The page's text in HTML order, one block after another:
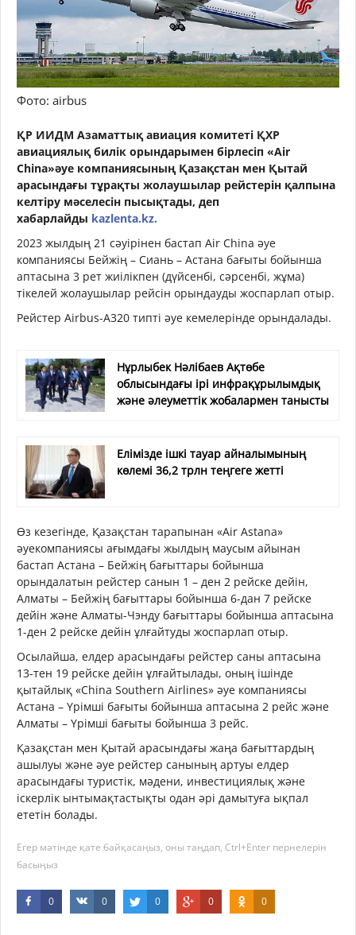
Фото: airbus
ҚР ИИДМ Азаматтық авиация комитеті ҚХР
авиациялық билік орындарымен бірлесіп «Air
China»әуе компаниясының Қазақстан мен Қытай
арасындағы тұрақты жолаушылар рейстерін қалпына
келтіру мәселесін пысықтады, деп
хабарлайды kazlenta.kz.
2023 жылдың 21 сәуірінен бастап Air China әуе
компаниясы Бейжің – Сиань – Астана бағыты бойынша
аптасына 3 рет жиілікпен (дүйсенбі, сәрсенбі, жұма)
тікелей жолаушылар рейсін орындауды жоспарлап отыр.
Рейстер Airbus-A320 типті әуе кемелерінде орындалады.
Нұрлыбек Нәлібаев Ақтөбе
облысындағы ірі инфрақұрылымдық
және әлеуметтік жобалармен танысты
Елімізде ішкі тауар айналымының
көлемі 36,2 трлн теңгеге жетті
Өз кезегінде, Қазақстан тарапынан «Air Astana»
әуекомпаниясы ағымдағы жылдың маусым айынан
бастап Астана – Бейжің бағыттары бойынша
орындалатын рейстер санын 1 – ден 2 рейске дейін,
Алматы – Бейжің бағыттары бойынша 6-дан 7 рейске
дейін және Алматы-Чэнду бағыттары бойынша аптасына
1-ден 2 рейске дейін ұлғайтуды жоспарлап отыр.
Осылайша, елдер арасындағы рейстер саны аптасына
13-тен 19 рейске дейін ұлғайтылады, оның ішінде
қытайлық «China Southern Airlines» әуе компаниясы
Астана – Үрімші бағыты бойынша аптасына 2 рейс және
Алматы – Үрімші бағыты бойынша 3 рейс.
Қазақстан мен Қытай арасындағы жаңа бағыттардың
ашылуы және әуе рейстер санының артуы елдер
арасындағы туристік, мәдени, инвестициялық және
іскерлік ынтымақтастықты одан әрі дамытуға ықпал
ететін болады.
Егер мәтінде қате байқасаңыз, оны таңдап, Ctrl+Enter пернелерін
басыңыз
0 0 0 0 0